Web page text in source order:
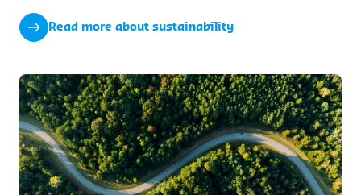
Read more about sustainability